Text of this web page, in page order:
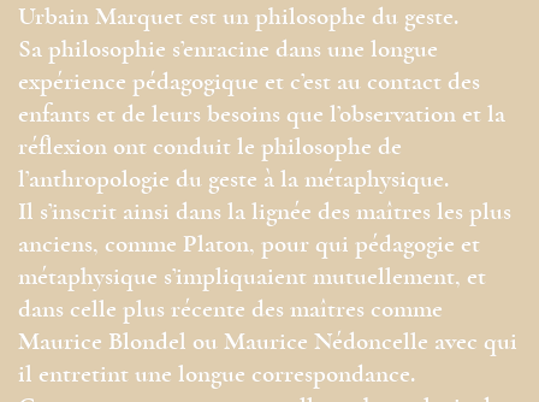
Urbain Marquet est un philosophe du geste.
Sa philosophie s’enracine dans une longue
expérience pédagogique et c’est au contact des
enfants et de leurs besoins que l’observation et la
réflexion ont conduit le philosophe de
l’anthropologie du geste à la métaphysique.
Il s’inscrit ainsi dans la lignée des maîtres les plus
anciens, comme Platon, pour qui pédagogie et
métaphysique s’impliquaient mutuellement, et
dans celle plus récente des maîtres comme
Maurice Blondel ou Maurice Nédoncelle avec qui
il entretint une longue correspondance.